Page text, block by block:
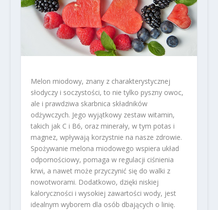
Melon miodowy, znany z charakterystycznej
słodyczy i soczystości, to nie tylko pyszny owoc,
ale i prawdziwa skarbnica składników
odżywczych. Jego wyjątkowy zestaw witamin,
takich jak C i B6, oraz minerały, w tym potas i
magnez, wpływają korzystnie na nasze zdrowie.
Spożywanie melona miodowego wspiera układ
odpornościowy, pomaga w regulacji ciśnienia
krwi, a nawet może przyczynić się do walki z
nowotworami. Dodatkowo, dzięki niskiej
kaloryczności i wysokiej zawartości wody, jest
idealnym wyborem dla osób dbających o linię.